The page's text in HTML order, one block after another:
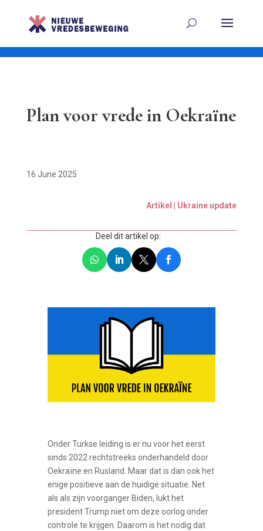
Plan voor vrede in Oekraïne
16 June 2025
Artikel | Ukraine update
Deel dit artikel op:
Onder Turkse leiding is er nu voor het eerst
sinds 2022 rechtstreeks onderhandeld door
Oekraïne en Rusland. Maar dat is dan ook het
enige positieve aan de huidige situatie. Net
als als zijn voorganger Biden, lukt het
president Trump niet om deze oorlog onder
controle te krijgen. Daarom is het nodig dat